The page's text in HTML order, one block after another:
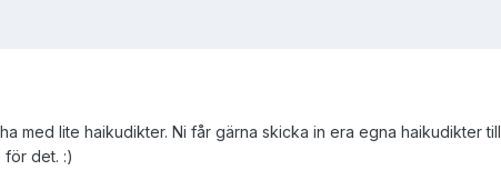
med lite haikudikter. Ni får gärna skicka in era egna haikudikter till
för det. :)